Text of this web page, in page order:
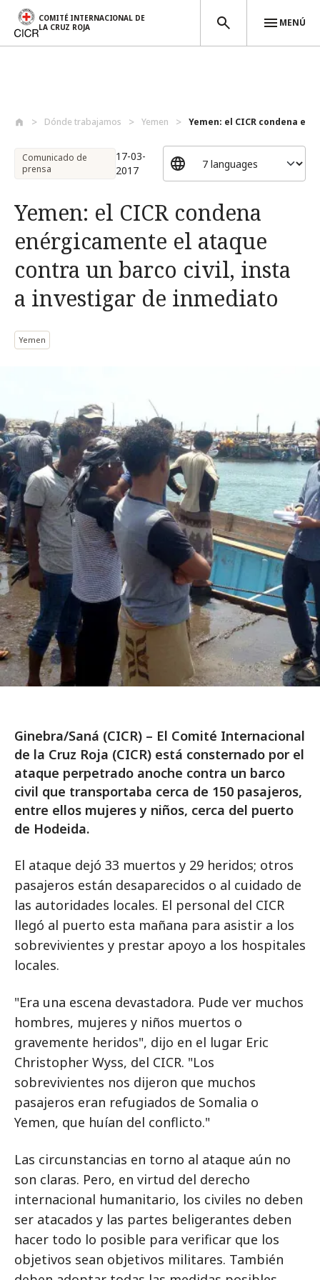
COMITÉ INTERNACIONAL DE
LA CRUZ ROJA
MENÚ
Dónde trabajamos Yemen Yemen: el CICR condena
Comunicado de
prensa
17-03-
2017
Yemen: el CICR condena
enérgicamente el ataque
contra un barco civil, insta
a investigar de inmediato
Yemen
Ginebra/Saná (CICR) – El Comité Internacional
de la Cruz Roja (CICR) está consternado por el
ataque perpetrado anoche contra un barco
civil que transportaba cerca de 150 pasajeros,
entre ellos mujeres y niños, cerca del puerto
de Hodeida.
El ataque dejó 33 muertos y 29 heridos; otros
pasajeros están desaparecidos o al cuidado de
las autoridades locales. El personal del CICR
llegó al puerto esta mañana para asistir a los
sobrevivientes y prestar apoyo a los hospitales
locales.
"Era una escena devastadora. Pude ver muchos
hombres, mujeres y niños muertos o
gravemente heridos", dijo en el lugar Eric
Christopher Wyss, del CICR. "Los
sobrevivientes nos dijeron que muchos
pasajeros eran refugiados de Somalia o
Yemen, que huían del conflicto."
Las circunstancias en torno al ataque aún no
son claras. Pero, en virtud del derecho
internacional humanitario, los civiles no deben
ser atacados y las partes beligerantes deben
hacer todo lo posible para verificar que los
objetivos sean objetivos militares. También